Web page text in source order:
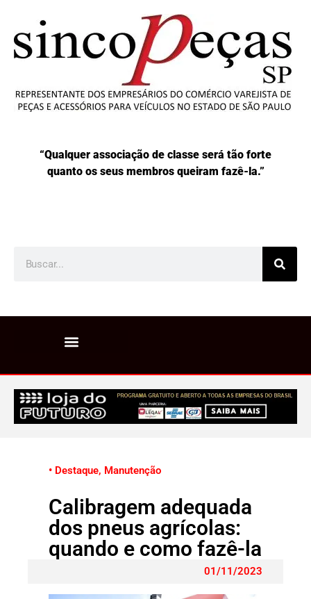
“Qualquer associação de classe será tão forte
quanto os seus membros queiram fazê-la.”
• Destaque, Manutenção
Calibragem adequada
dos pneus agrícolas:
quando e como fazê-la
01/11/2023